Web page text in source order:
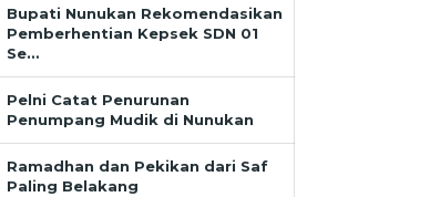
Bupati Nunukan Rekomendasikan
Pemberhentian Kepsek SDN 01
Se…
Pelni Catat Penurunan
Penumpang Mudik di Nunukan
Ramadhan dan Pekikan dari Saf
Paling Belakang